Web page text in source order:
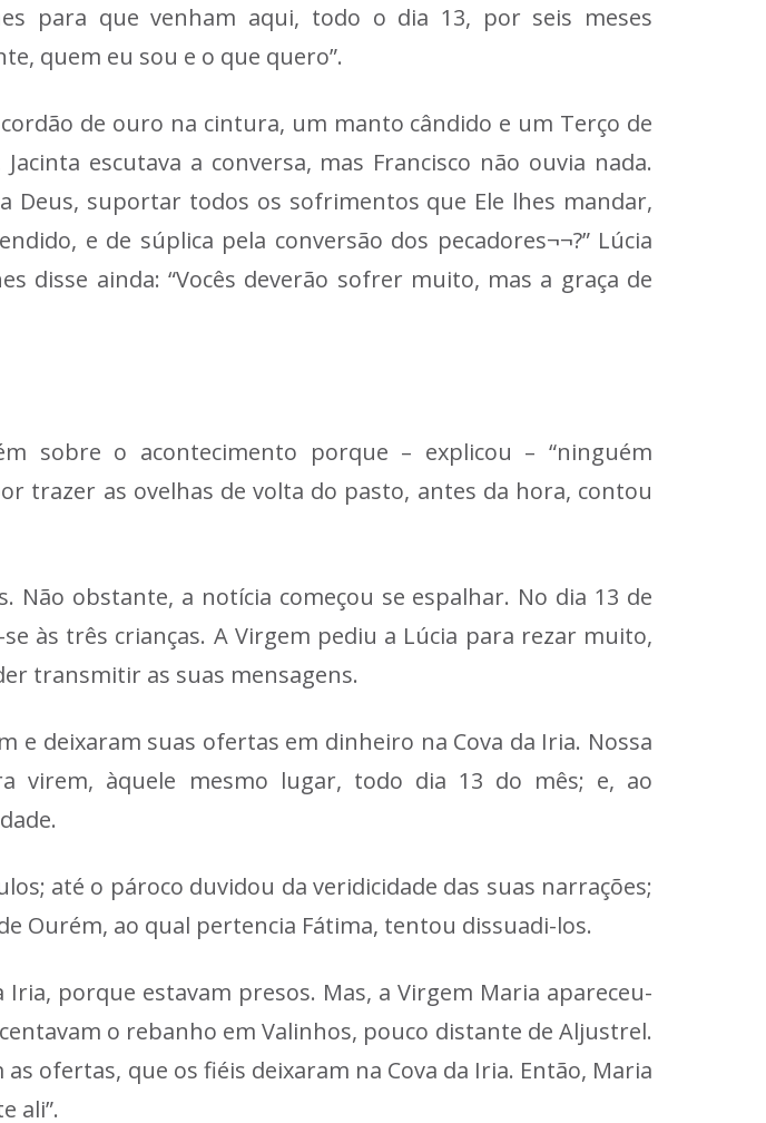
para que venham aqui, todo o dia 13, por seis meses
quem eu sou e o que quero”.
de ouro na cintura, um manto cândido e um Terço de
escutava a conversa, mas Francisco não ouvia nada.
Deus, suportar todos os sofrimentos que Ele lhes mandar,
e de súplica pela conversão dos pecadores¬¬?” Lúcia
disse ainda: “Vocês deverão sofrer muito, mas a graça de
sobre o acontecimento porque – explicou – “ninguém
trazer as ovelhas de volta do pasto, antes da hora, contou
Não obstante, a notícia começou se espalhar. No dia 13 de
às três crianças. A Virgem pediu a Lúcia para rezar muito,
transmitir as suas mensagens.
e deixaram suas ofertas em dinheiro na Cova da Iria. Nossa
virem, àquele mesmo lugar, todo dia 13 do mês; e, ao
até o pároco duvidou da veridicidade das suas narrações;
Ourém, ao qual pertencia Fátima, tentou dissuadi-los.
porque estavam presos. Mas, a Virgem Maria apareceu-
o rebanho em Valinhos, pouco distante de Aljustrel.
ofertas, que os fiéis deixaram na Cova da Iria. Então, Maria
ali”.